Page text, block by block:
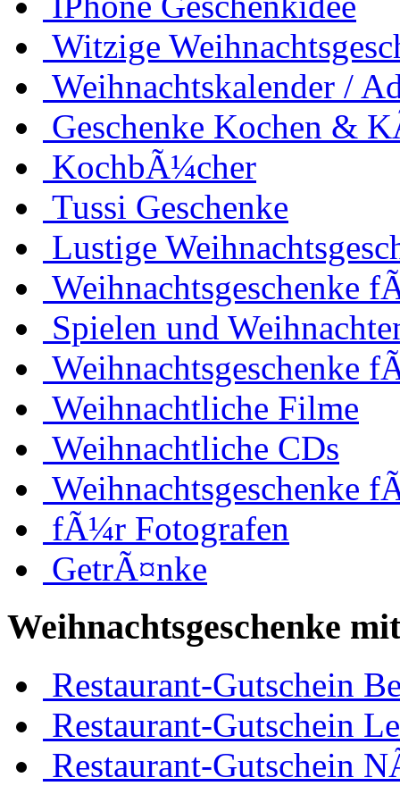
Witzige
Weihnachtskalender /
Geschenke Kochen &
KochbÃ¼cher
Tussi Geschenke
Lustige
Weihnachtsgeschenke
Spielen und
Weihnachtsgeschenke
Weihnachtliche Filme
Weihnachtliche CDs
Weihnachtsgeschenke
fÃ¼r Fotografen
GetrÃ¤nke
Weihnachtsgeschenke
Restaurant-Gutschein
Restaurant-Gutschein
Restaurant-Gutschein